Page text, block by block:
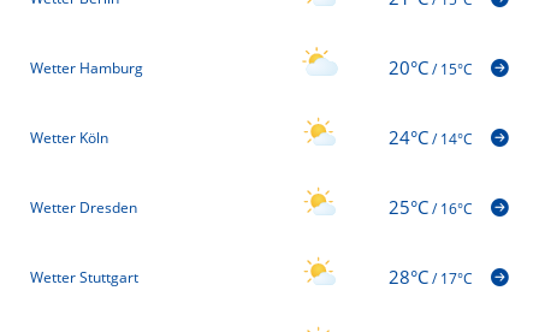
Wetter Hamburg 20°C/15°C
Wetter Köln 24°C/14°C
Wetter Dresden 25°C/16°C
Wetter Stuttgart 28°C/17°C